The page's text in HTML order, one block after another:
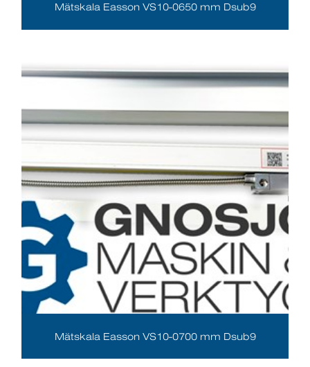
Mätskala Easson VS10-0650 mm Dsub9
Mätskala Easson VS10-0700 mm Dsub9